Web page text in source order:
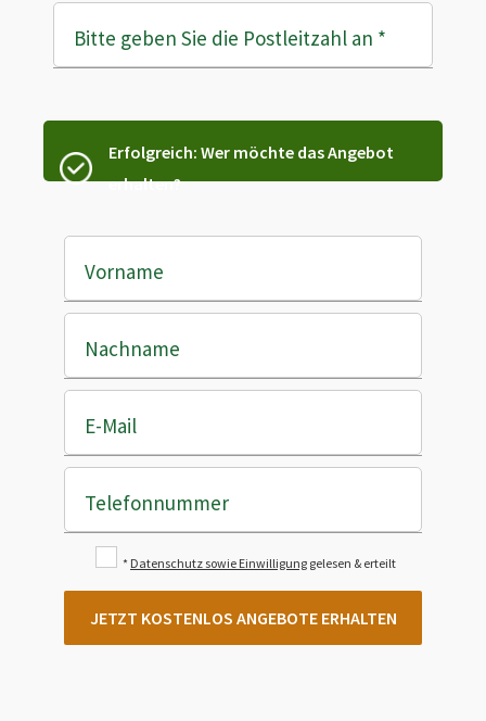
Bitte geben Sie die Postleitzahl an *
Erfolgreich: Wer möchte das Angebot
erhalten?
Vorname
Nachname
E-Mail
Telefonnummer
* Datenschutz sowie Einwilligung gelesen & erteilt
JETZT KOSTENLOS ANGEBOTE ERHALTEN